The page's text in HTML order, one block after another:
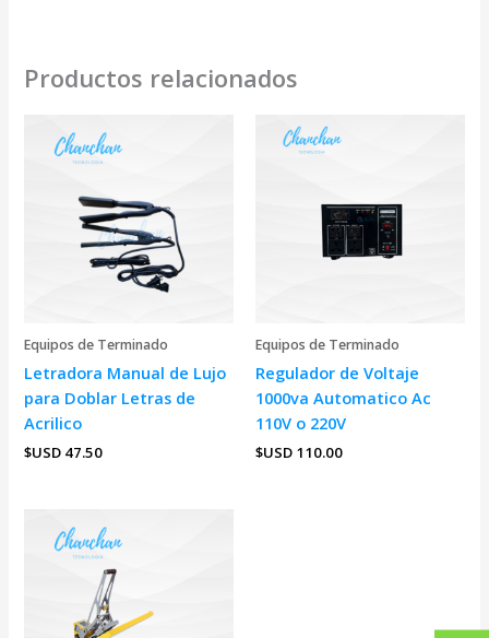
Productos relacionados
Equipos de Terminado
Letradora Manual de Lujo
para Doblar Letras de
Acrilico
$USD 47.50
Equipos de Terminado
Regulador de Voltaje
1000va Automatico Ac
110V o 220V
$USD 110.00